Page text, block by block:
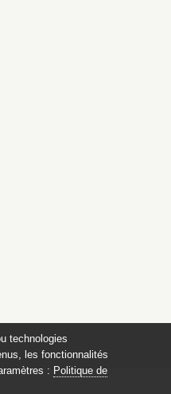
technologies
les fonctionnalités
: Politique de